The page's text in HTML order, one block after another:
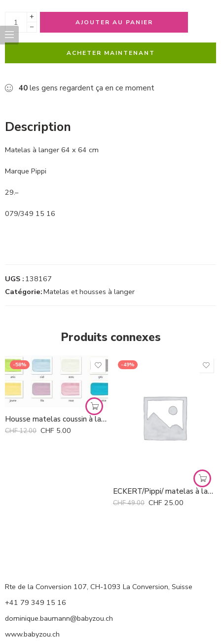
+
−
AJOUTER AU PANIER
ACHETER MAINTENANT
40 les gens regardent ça en ce moment
Description
Matelas à langer 64 x 64 cm
Marque Pippi
29.–
079/349 15 16
UGS : 138167
Catégorie:Matelas et housses à langer
Produits connexes
-58%
Housse matelas coussin à langer Kuli Muli *
CHF12.00 CHF 5.00
-49%
ECKERT/Pippi/ matelas à langer de rechange blanc
CHF49.00 CHF 25.00
Rte de la Conversion 107, CH-1093 La Conversion, Suisse
+41 79 349 15 16
dominique.baumann@babyzou.ch
www.babyzou.ch